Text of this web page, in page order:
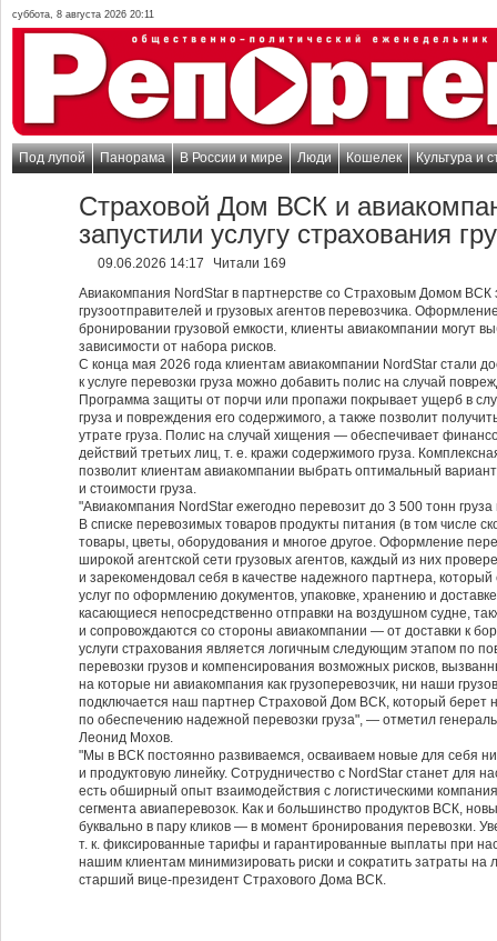
суббота, 8 августа 2026 20:11
Под лупой Панорама В России и мире Люди Кошелек Культура и
Страховой Дом ВСК и
запустили услугу страхования
09.06.2026 14:17
Читали 169
Авиакомпания NordStar в партнерстве со Страховым Домом ВСК
грузоотправителей и грузовых агентов перевозчика.
бронировании грузовой емкости, клиенты авиакомпании могут
зависимости от набора рисков.
С конца мая 2026 года клиентам авиакомпании NordStar стали
к услуге перевозки груза можно добавить полис на случай
Программа защиты от порчи или пропажи покрывает ущерб в
груза и повреждения его содержимого, а также позволит
утрате груза. Полис на случай хищения — обеспечивает
действий третьих лиц, т. е. кражи содержимого груза.
позволит клиентам авиакомпании выбрать оптимальный
и стоимости груза.
"Авиакомпания NordStar ежегодно перевозит до 3 500 тонн
В списке перевозимых товаров продукты питания (в том числе
товары, цветы, оборудования и многое другое. Оформление
широкой агентской сети грузовых агентов, каждый из них
и зарекомендовал себя в качестве надежного партнера,
услуг по оформлению документов, упаковке, хранению и
касающиеся непосредственно отправки на воздушном судне,
и сопровождаются со стороны авиакомпании — от доставки к
услуги страхования является логичным следующим этапом по
перевозки грузов и компенсирования возможных рисков,
на которые ни авиакомпания как грузоперевозчик, ни наши
подключается наш партнер Страховой Дом ВСК, который берет
по обеспечению надежной перевозки груза", — отметил
Леонид Мохов.
"Мы в ВСК постоянно развиваемся, осваиваем новые для себя
и продуктовую линейку. Сотрудничество с NordStar станет для
есть обширный опыт взаимодействия с логистическими
сегмента авиаперевозок. Как и большинство продуктов ВСК,
буквально в пару кликов — в момент бронирования перевозки.
т. к. фиксированные тарифы и гарантированные выплаты при
нашим клиентам минимизировать риски и сократить затраты на
старший вице-президент Страхового Дома ВСК.